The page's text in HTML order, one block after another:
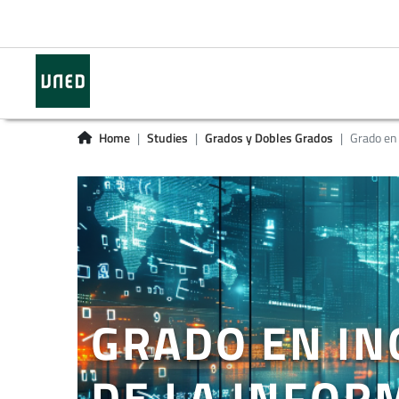
Home Studies Grados y Dobles Grados Grado
GRADO EN